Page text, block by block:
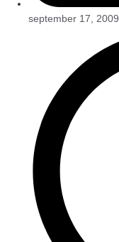
september 17, 2009